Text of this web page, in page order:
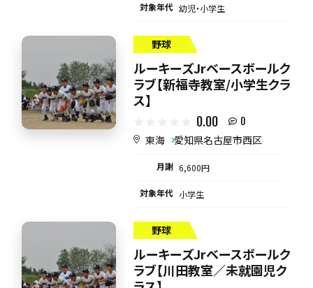
対象年代 幼児・小学生
野球
ルーキーズJrベースボールク
ラブ【新福寺教室/小学生クラ
ス】
0.00 0
東海 愛知県名古屋市西区
月謝 6,600円
対象年代 小学生
野球
ルーキーズJrベースボールク
ラブ【川田教室／未就園児ク